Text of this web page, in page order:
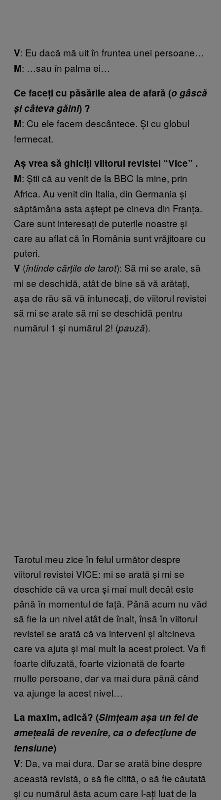
V: Eu dacă mă uit în fruntea unei persoane…
M: …sau în palma ei…
Ce faceți cu păsările alea de afară (o gâscă
și câteva găini) ?
M: Cu ele facem descântece. Și cu globul
fermecat.
Aș vrea să ghiciți viitorul revistei “Vice” .
M: Știi că au venit de la BBC la mine, prin
Africa. Au venit din Italia, din Germania și
săptămâna asta aștept pe cineva din Franța.
Care sunt interesați de puterile noastre și
care au aflat că în România sunt vrăjitoare cu
puteri.
V (întinde cărțile de tarot): Să mi se arate, să
mi se deschidă, atât de bine să vă arătați,
așa de rău să vă întunecați, de viitorul revistei
să mi se arate să mi se deschidă pentru
numărul 1 și numărul 2! (pauză).
Tarotul meu zice în felul următor despre
viitorul revistei VICE: mi se arată și mi se
deschide că va urca și mai mult decât este
până în momentul de față. Până acum nu văd
să fie la un nivel atât de înalt, însă în viitorul
revistei se arată că va interveni și altcineva
care va ajuta și mai mult la acest proiect. Va fi
foarte difuzată, foarte vizionată de foarte
multe persoane, dar va mai dura până când
va ajunge la acest nivel…
La maxim, adică? (Simțeam așa un fel de
amețeală de revenire, ca o defecțiune de
tensiune)
V: Da, va mai dura. Dar se arată bine despre
această revistă, o să fie citită, o să fie căutată
și cu numărul ăsta acum care l-ați luat de la